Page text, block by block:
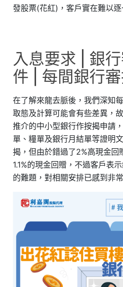
發股票(花紅)，客戶實在難以
入息要求 | 銀
件 | 每間銀行
在了解來龍去脈後，我們深知
取態及計算可能會有些差異，
推介的中小型銀行作按揭申請
單、糧單及銀行月結單等證明
揭，但由於錯過了2%高現金回
1.1%的現金回贈，不過客戶表
的難題，對相關安排已感到非